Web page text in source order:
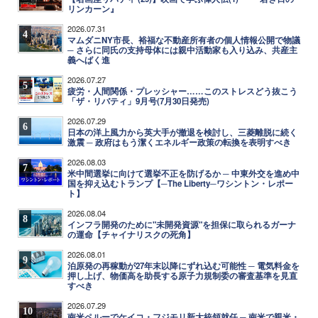
リンカーン』
4 2026.07.31
マムダニNY市長、裕福な不動産所有者の個人情報公開で物議
─ さらに同氏の支持母体には親中活動家も入り込み、共産主
義へばく進
5 2026.07.27
疲労・人間関係・プレッシャー……このストレスどう抜こう
「ザ・リバティ」9月号(7月30日発売)
6 2026.07.29
日本の洋上風力から英大手が撤退を検討し、三菱離脱に続く
激震 ─ 政府はもう潔くエネルギー政策の転換を表明すべき
7 2026.08.03
米中間選挙に向けて選挙不正を防げるか ─ 中東外交を進め中
国を抑え込むトランプ【─The Liberty─ワシントン・レポー
ト】
8 2026.08.04
インフラ開発のために"未開発資源"を担保に取られるガーナ
の運命【チャイナリスクの死角】
9 2026.08.01
泊原発の再稼動が27年末以降にずれ込む可能性 ─ 電気料金を
押し上げ、物価高を助長する原子力規制委の審査基準を見直
すべき
10 2026.07.29